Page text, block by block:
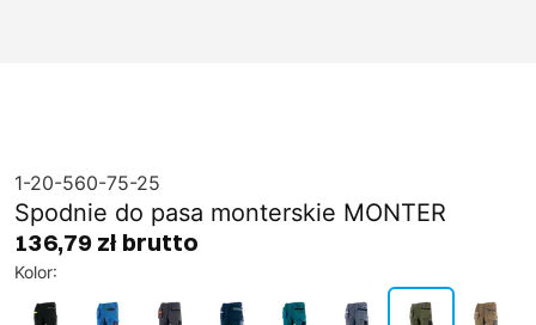
1-20-560-75-25
Spodnie do pasa monterskie MONTER
136,79 zł brutto
Kolor: